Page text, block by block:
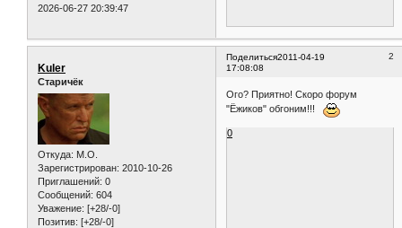
2026-06-27 20:39:47
Поделиться 2
2011-04-19
17:08:08
Kuler
Старичёк
Откуда: M.O.
Зарегистрирован: 2010-10-26
Приглашений: 0
Сообщений: 604
Уважение: [+28/-0]
Позитив: [+28/-0]
Ого? Приятно! Скоро форум
"Ёжиков" обгоним!!!
0